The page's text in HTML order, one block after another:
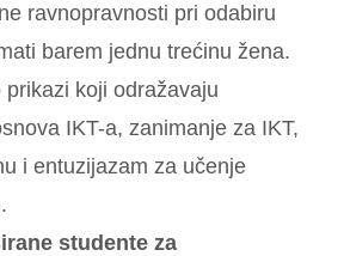
ravnopravnosti pri odabiru
barem jednu trećinu žena.
prikazi koji odražavaju
IKT-a, zanimanje za IKT,
i entuzijazam za učenje
studente za